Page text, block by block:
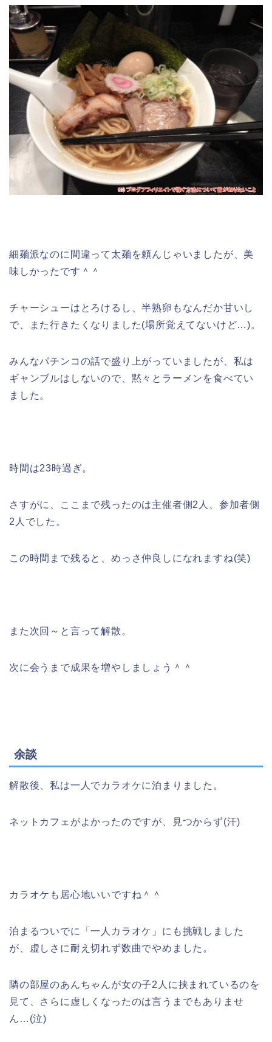
細麺派なのに間違って太麺を頼んじゃいましたが、美
味しかったです＾＾
チャーシューはとろけるし、半熟卵もなんだか甘いし
で、また行きたくなりました(場所覚えてないけど…)。
みんなパチンコの話で盛り上がっていましたが、私は
ギャンブルはしないので、黙々とラーメンを食べてい
ました。
時間は23時過ぎ。
さすがに、ここまで残ったのは主催者側2人、参加者側
2人でした。
この時間まで残ると、めっさ仲良しになれますね(笑)
また次回～と言って解散。
次に会うまで成果を増やしましょう＾＾
余談
解散後、私は一人でカラオケに泊まりました。
ネットカフェがよかったのですが、見つからず(汗)
カラオケも居心地いいですね＾＾
泊まるついでに「一人カラオケ」にも挑戦しました
が、虚しさに耐え切れず数曲でやめました。
隣の部屋のあんちゃんが女の子2人に挟まれているのを
見て、さらに虚しくなったのは言うまでもありませ
ん…(泣)